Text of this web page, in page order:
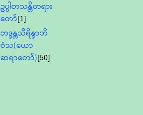
ဥပ္ပါတသန္တိတရား
တော်[1]
ဘဒ္ဒန္တသီရိန္ဒာဘိ
ဝံသ(ယော
ဆရာတော်)[50]